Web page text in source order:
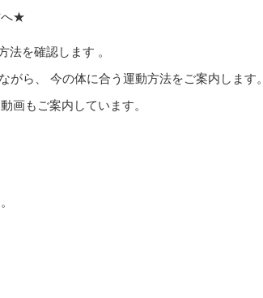
へ★
法を確認します 。
ら、 今の体に合う運動方法をご案内します。
画もご案内しています。